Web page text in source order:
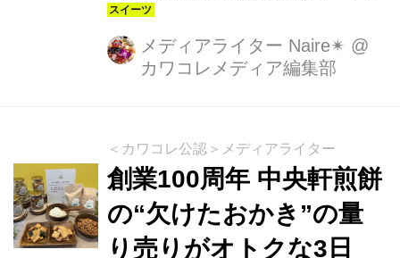
ン！何やらすごいお店なんだそ
う。。。メディアライター Naire✴︎ @
カワコレメディア編集部
＜カワコレ公認＞メディアライター
創業100周年 中央軒煎餅
の“欠けたおかき”の量
り売りがオトクな3日